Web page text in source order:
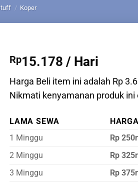
/ Koper
Rp15.178 / Hari
Harga Beli item ini adalah Rp
Nikmati kenyamanan produk ini
LAMA SEWA
1 Minggu
Rp
2 Minggu
Rp
3 Minggu
Rp